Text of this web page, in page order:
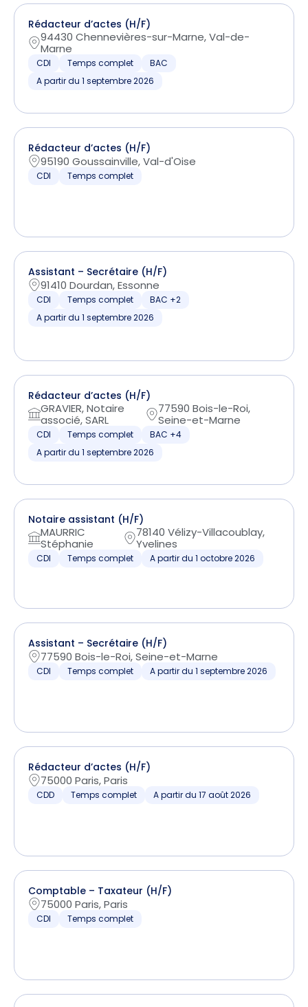
Rédacteur d’actes (H/F)
94430 Chennevières-sur-Marne, Val-de-
Marne
CDI Temps complet
BAC
A partir du 1 septembre 2026
Rédacteur d’actes (H/F)
95190 Goussainville, Val-d'Oise
CDI Temps complet
Assistant – Secrétaire (H/F)
91410 Dourdan, Essonne
CDI Temps complet
BAC +2
A partir du 1 septembre 2026
Rédacteur d’actes (H/F)
GRAVIER, Notaire
associé, SARL
77590 Bois-le-Roi,
Seine-et-Marne
CDI Temps complet
BAC +4
A partir du 1 septembre 2026
Notaire assistant (H/F)
MAURRIC
Stéphanie
78140 Vélizy-Villacoublay,
Yvelines
CDI Temps complet A partir du 1 octobre 2026
Assistant – Secrétaire (H/F)
77590 Bois-le-Roi, Seine-et-Marne
CDI Temps complet A partir du 1 septembre 2026
Rédacteur d’actes (H/F)
75000 Paris, Paris
CDD Temps complet A partir du 17 août 2026
Comptable – Taxateur (H/F)
75000 Paris, Paris
CDI Temps complet